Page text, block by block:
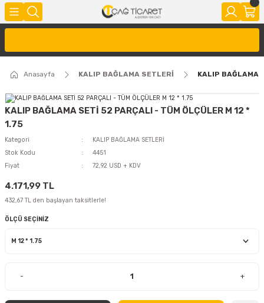
Anasayfa KALIP BAĞLAMA SETLERİ KALIP BAĞLAMA
KALIP BAĞLAMA SETİ 52 PARÇALI - TÜM ÖLÇÜLER M 12 *
1.75
Kategori
KALIP BAĞLAMA SETLERİ
Stok Kodu
4451
Fiyat
72,92 USD + KDV
4.171,99 TL
432,67 TL den başlayan taksitlerle!
ÖLÇÜ SEÇİNİZ
- +